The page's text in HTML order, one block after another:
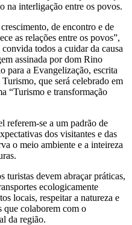
na interligação entre os povos.
de encontro e de
as relações entre os povos”,
todos a cuidar da causa
assinada por dom Rino
para a Evangelização, escrita
que será celebrado em
“Turismo e transformação
referem-se a um padrão de
dos visitantes e das
o meio ambiente e a inteireza
turistas devem abraçar práticas,
ecologicamente
locais, respeitar a natureza e
que colaborem com o
da região.